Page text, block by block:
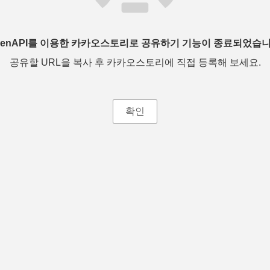
를 이용한 카카오스토리로 공유하기 기능이 종료되었습
공유할 URL을 복사 후 카카오스토리에 직접 등록해 보세요.
확인